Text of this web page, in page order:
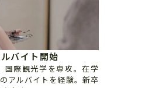
バイト開始
国際観光学を専攻。在学
アルバイトを経験。新卒